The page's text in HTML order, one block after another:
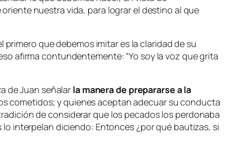
nuestra vida, para lograr el destino al que
que debemos imitar es la claridad de su
afirma contundentemente: “Yo soy la voz que grita
de Juan señalar la manera de prepararse a la
cometidos; y quienes aceptan adecuar su conducta
de considerar que los pecados los perdonaba
interpelan diciendo: Entonces ¿por qué bautizas, si